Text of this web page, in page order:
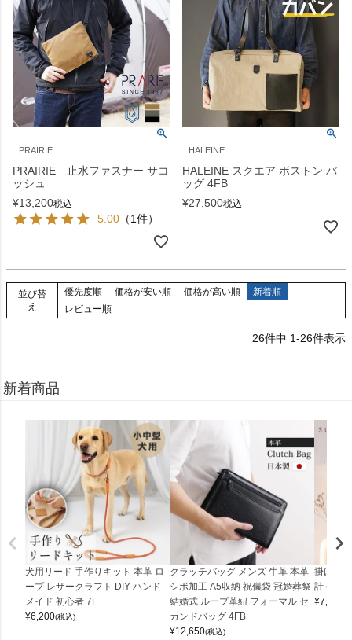
PRAIRIE
PRAIRIE 止水ファスナー サコ
ッシュ
¥13,200税込
5.00 （1件）
HALEINE
HALEINE スクエア ボストン バ
ッグ 4FB
¥27,500税込
並び替
え
優先度順 価格が安い順 価格が高い順
新着順
レビュー順
26件中 1-26件表示
新着商品
犬用リード 手作りキット 本革 ロ
ープ レザークラフト DIY ハンド
メイド 初心者 7F
¥6,200(税込)
クラッチバッグ メンズ 牛革 本革
シボ加工 A5収納 祝儀袋 冠婚葬祭
結婚式 ループ革紐 フォーマル セ
カンドバッグ 4FB
¥12,650(税込)
掛け時
計
¥7,150